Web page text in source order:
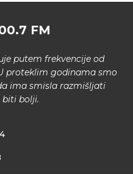
FM
putem frekvencije od
proteklim godinama smo
ima smisla razmišljati
biti bolji.